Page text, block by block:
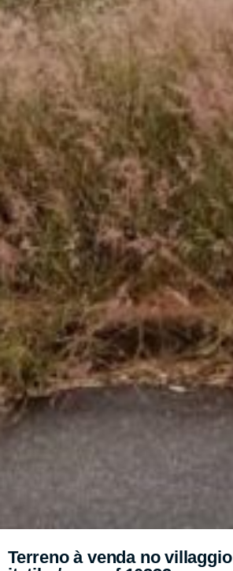
Terreno à venda no